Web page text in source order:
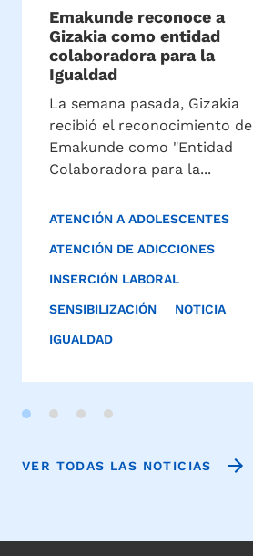
Emakunde reconoce a
Gizakia como entidad
colaboradora para la
Igualdad
La semana pasada, Gizakia
recibió el reconocimiento de
Emakunde como "Entidad
Colaboradora para la...
ATENCIÓN A ADOLESCENTES
ATENCIÓN DE ADICCIONES
INSERCIÓN LABORAL
SENSIBILIZACIÓN NOTICIA
IGUALDAD
VER TODAS LAS NOTICIAS